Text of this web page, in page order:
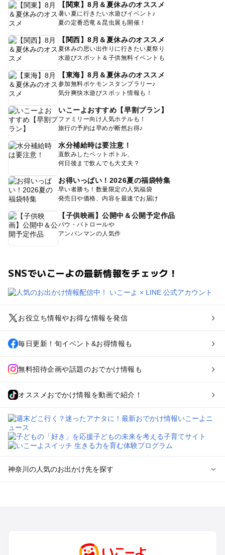
【関東】8月＆夏休みのオススメ
暑い夏に行きたい水遊びイベント♪
夏の定番恐竜＆昆虫展も開催！
【関西】8月＆夏休みのオススメ
夏休みの思い出作りに行きたい夏祭り
水遊びスポット＆子供無料イベントも
【東海】8月＆夏休みのオススメ
参加無料ポケモンスタンプラリー♪
気分爽快水遊びスポット情報も！
いこーよおすすめ【早割プラン】
ファミリー向け人気ホテルも！
旅行の予約は早めが断然お得♪
水分補給時は要注意！
直飲みしたペットボトル、
何日後まで飲んでも大丈夫？
お得いっぱい！2026夏の福袋特集
早い者勝ち！数量限定の人気福袋
発売日や価格、内容を最速でお届け
【子供映画】公開中＆公開予定作品
パウ・パトロールや
アンパンマンの人気作
SNSでいこーよの最新情報をチェック！
お役立ち情報やお得な情報を発信
毎日更新！旬イベント&お得情報も
無料招待企画や話題のおでかけ情報も
オススメおでかけ情報を動画で紹介！
神奈川の人気のお出かけ先を探す
小田原・熱海・湯河原・真鶴のプールお出かけ